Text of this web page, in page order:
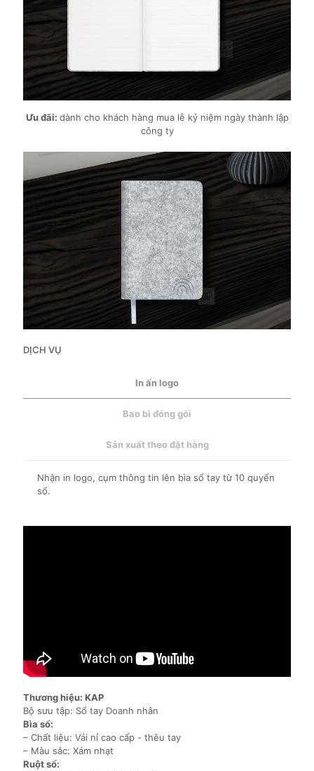
Ưu đãi: dành cho khách hàng mua lễ kỷ niệm ngày thành lập
công ty
DỊCH VỤ
In ấn logo
Bao bì đóng gói
Sản xuất theo đặt hàng
Nhận in logo, cụm thông tin lên bìa sổ tay từ 10 quyển
sổ.
Thương hiệu: KAP
Bộ sưu tập: Sổ tay Doanh nhân
Bìa sổ:
– Chất liệu: Vải nỉ cao cấp - thêu tay
– Màu sắc: Xám nhạt
Ruột sổ: